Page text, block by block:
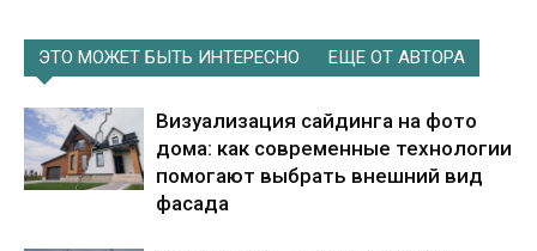
ЭТО МОЖЕТ БЫТЬ ИНТЕРЕСНО ЕЩЕ ОТ АВТОРА
Визуализация сайдинга на фото
дома: как современные технологии
помогают выбрать внешний вид
фасада